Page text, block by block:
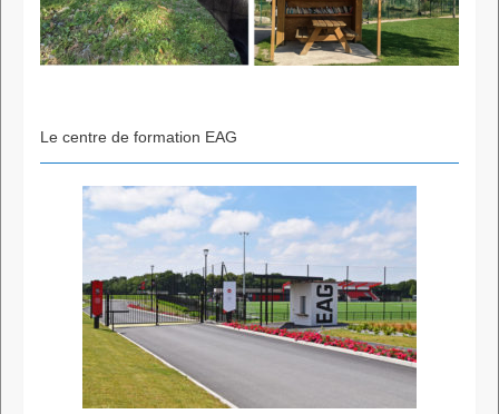
Le centre de formation EAG